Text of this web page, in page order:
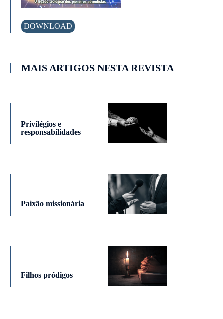
DOWNLOAD
MAIS ARTIGOS NESTA REVISTA
Privilégios e
responsabilidades
Paixão missionária
Filhos pródigos